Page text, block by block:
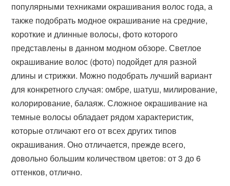
популярными техниками окрашивания волос года, а
также подобрать модное окрашивание на средние,
короткие и длинные волосы, фото которого
представлены в данном модном обзоре. Светлое
окрашивание волос (фото) подойдет для разной
длины и стрижки. Можно подобрать лучший вариант
для конкретного случая: омбре, шатуш, милирование,
колорирование, балаяж. Сложное окрашивание на
темные волосы обладает рядом характеристик,
которые отличают его от всех других типов
окрашивания. Оно отличается, прежде всего,
довольно большим количеством цветов: от 3 до 6
оттенков, отлично.